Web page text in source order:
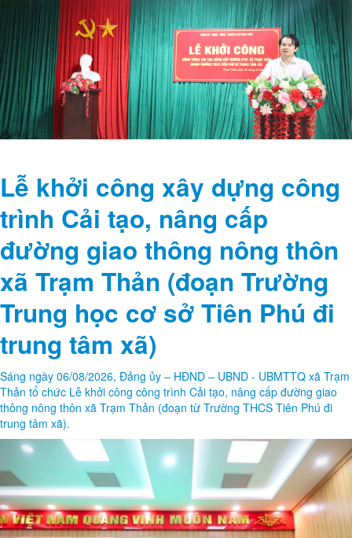
Lễ khởi công xây dựng công
trình Cải tạo, nâng cấp
đường giao thông nông thôn
xã Trạm Thản (đoạn Trường
Trung học cơ sở Tiên Phú đi
trung tâm xã)
Sáng ngày 06/08/2026, Đảng ủy – HĐND – UBND - UBMTTQ xã Trạm
Thản tổ chức Lễ khởi công công trình Cải tạo, nâng cấp đường giao
thông nông thôn xã Trạm Thản (đoạn từ Trường THCS Tiên Phú đi
trung tâm xã).